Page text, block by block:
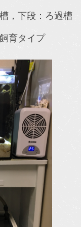
，下段：ろ過槽
育タイプ